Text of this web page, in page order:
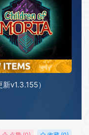
v1.3.155）